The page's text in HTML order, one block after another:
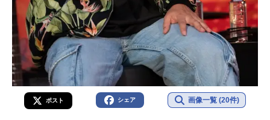
ポスト シェア 画像一覧 (20件)